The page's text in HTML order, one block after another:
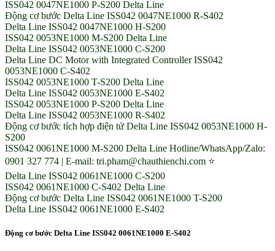
ISS042 0047NE1000 P-S200 Delta Line
Động cơ bước Delta Line ISS042 0047NE1000 R-S402
Delta Line ISS042 0047NE1000 H-S200
ISS042 0053NE1000 M-S200 Delta Line
Delta Line ISS042 0053NE1000 C-S200
Delta Line DC Motor with Integrated Controller ISS042
0053NE1000 C-S402
ISS042 0053NE1000 T-S200 Delta Line
Delta Line ISS042 0053NE1000 E-S402
ISS042 0053NE1000 P-S200 Delta Line
Delta Line ISS042 0053NE1000 R-S402
Động cơ bước tích hợp điện tử Delta Line ISS042 0053NE1000 H-
S200
ISS042 0061NE1000 M-S200 Delta Line Hotline/WhatsApp/Zalo:
0901 327 774 | E-mail: tri.pham@chauthienchi.com ⭐
Delta Line ISS042 0061NE1000 C-S200
ISS042 0061NE1000 C-S402 Delta Line
Động cơ bước Delta Line ISS042 0061NE1000 T-S200
Delta Line ISS042 0061NE1000 E-S402
Động cơ bước Delta Line ISS042 0061NE1000 E-S402